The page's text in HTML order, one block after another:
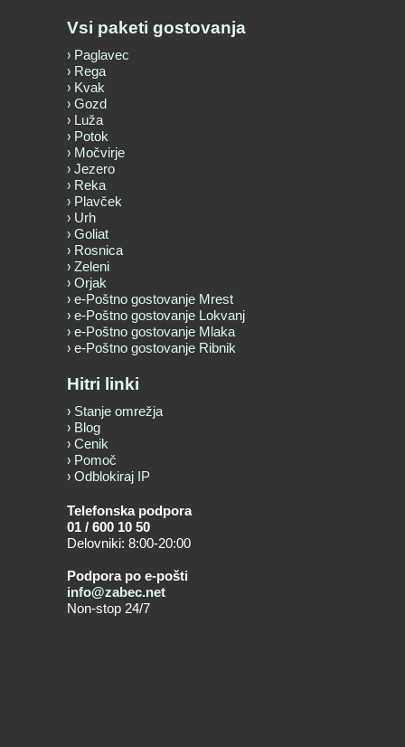
Vsi paketi gostovanja
Paglavec
Rega
Kvak
Gozd
Luža
Potok
Močvirje
Jezero
Reka
Plavček
Urh
Goliat
Rosnica
Zeleni
Orjak
e-Poštno gostovanje Mrest
e-Poštno gostovanje Lokvanj
e-Poštno gostovanje Mlaka
e-Poštno gostovanje Ribnik
Hitri linki
Stanje omrežja
Blog
Cenik
Pomoč
Odblokiraj IP
Telefonska podpora
01 / 600 10 50
Delovniki: 8:00-20:00
Podpora po e-pošti
info@zabec.net
Non-stop 24/7